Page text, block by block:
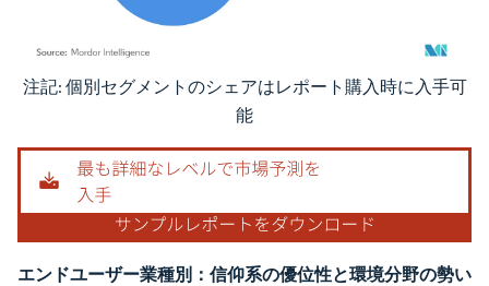
画像 © Mordor Intelligence。再利用にはCC BY 4.0の表示が必要です。
注記: 個別セグメントのシェアはレポート購入時に入手可
能
エンドユーザー業種別：信仰系の優位性と環境分野の勢い